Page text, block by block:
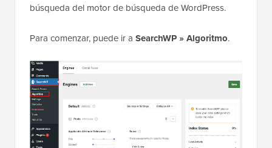
búsqueda del motor de búsqueda de WordPress.
Para comenzar, puede ir a SearchWP»Algoritmo.